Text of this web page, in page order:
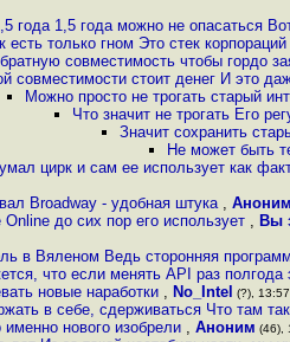
года 1,5 года можно не опасаться
есть только гном Это стек
совместимость чтобы гордо
совместимости стоит денег И это
Можно просто не трогать старый
Что значит не трогать Его
Значит сохранить
Не может быть
цирк и сам ее использует как
Broadway - удобная штука , Аноним
Online до сих пор его использует , Вы
в Вяленом Ведь сторонняя
что если менять API раз полгода
новые наработки , No_Intel (?),
в себе, сдерживаться Что там
именно нового изобрели , Аноним (46),